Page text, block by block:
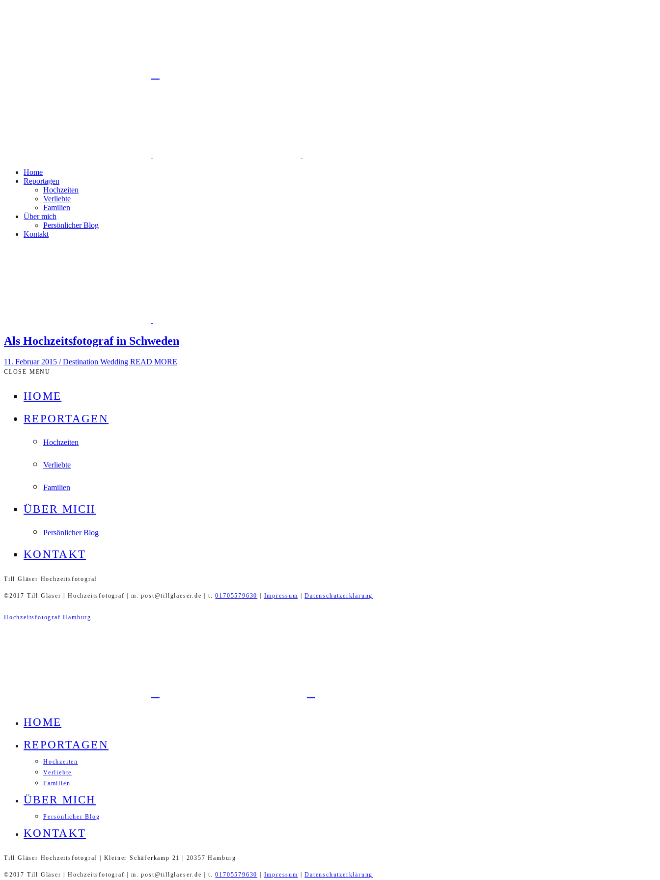
Home
Reportagen
Hochzeiten
Verliebte
Familien
Über mich
Persönlicher Blog
Kontakt
Als Hochzeitsfotograf in Schweden
11. Februar 2015 /Destination Wedding READ MORE
CLOSE MENU
HOME
REPORTAGEN
Hochzeiten
Verliebte
Familien
ÜBER MICH
Persönlicher Blog
KONTAKT
Till Gläser Hochzeitsfotograf
©2017 Till Gläser | Hochzeitsfotograf | m. post@tillglaeser.de | t.01705579630 Impressum |Datenschutzerklärung
Hochzeitsfotograf Hamburg
HOME
REPORTAGEN
Hochzeiten
Verliebte
Familien
ÜBER MICH
Persönlicher Blog
KONTAKT
Till Gläser Hochzeitsfotograf | Kleiner Schäferkamp 21 | 20357 Hamburg
©2017 Till Gläser | Hochzeitsfotograf | m. post@tillglaeser.de | t.01705579630 Impressum |Datenschutzerklärung